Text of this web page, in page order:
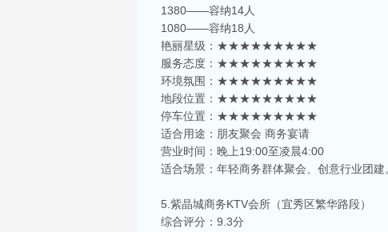
1380——容纳14人
1080——容纳18人
艳丽星级：★★★★★★★★★
服务态度：★★★★★★★★★
环境氛围：★★★★★★★★★
地段位置：★★★★★★★★★
停车位置：★★★★★★★★★
适合用途：朋友聚会 商务宴请
营业时间：晚上19:00至凌晨4:00
适合场景：年轻商务群体聚会、创意行业团建
5.紫晶城商务KTV会所（宜秀区繁华路段）
综合评分：9.3分